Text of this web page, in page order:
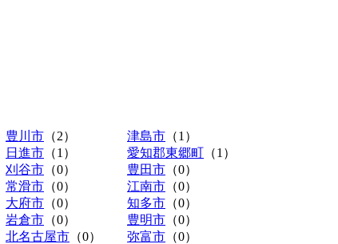
豊川市 （2） 津島市 （1）
日進市 （1） 愛知郡東郷町 （1）
刈谷市 （0） 豊田市 （0）
常滑市 （0） 江南市 （0）
大府市 （0） 知多市 （0）
岩倉市 （0） 豊明市 （0）
北名古屋市 （0） 弥富市 （0）